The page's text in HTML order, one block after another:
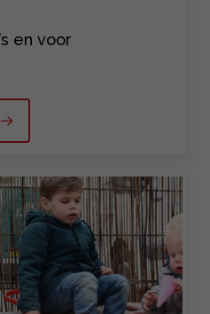
en voor